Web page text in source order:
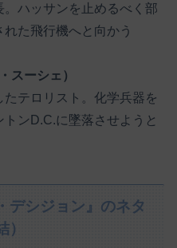
ハッサンを止めるべく部
た飛行機へと向かう
スーシェ）
テロリスト。化学兵器を
ンD.C.に墜落させようと
デシジョン』のネタ